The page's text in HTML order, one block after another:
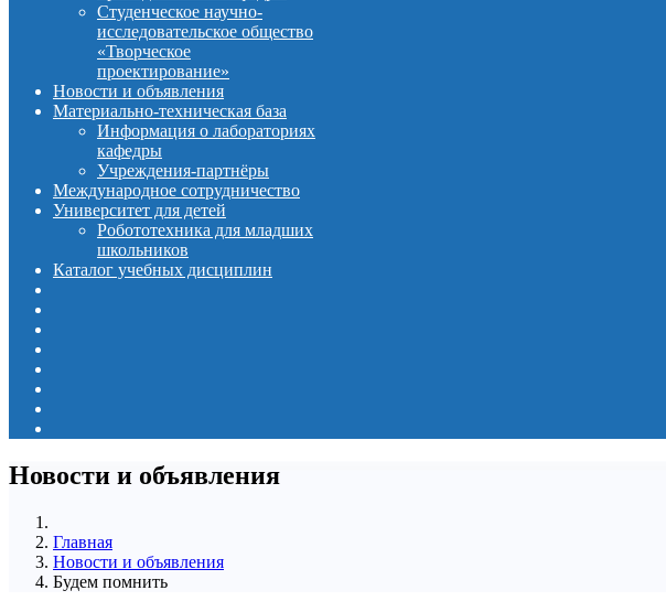
Студенческое научно-
исследовательское общество
«Творческое
проектирование»
Новости и объявления
Материально-техническая база
Информация о лабораториях
кафедры
Учреждения-партнёры
Международное сотрудничество
Университет для детей
Робототехника для младших
школьников
Каталог учебных дисциплин
Новости и объявления
Главная
Новости и объявления
Будем помнить